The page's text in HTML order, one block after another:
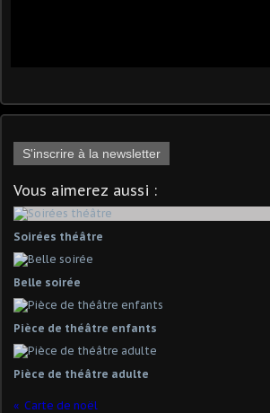
S'inscrire à la newsletter
Vous aimerez aussi :
Soirées théâtre
Belle soirée
Pièce de théâtre enfants
Pièce de théâtre adulte
Carte de noël